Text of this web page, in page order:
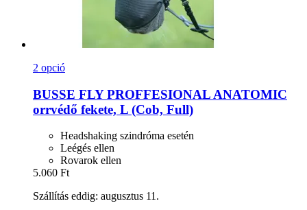
2 opció
BUSSE FLY PROFFESIONAL ANATOMIC
orrvédő fekete, L (Cob, Full)
Headshaking szindróma esetén
Leégés ellen
Rovarok ellen
5.060 Ft
Szállítás eddig: augusztus 11.